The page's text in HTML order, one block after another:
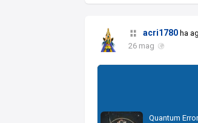
acri1780 ha
26 mag
Quantum